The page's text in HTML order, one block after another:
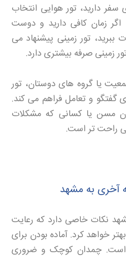
دارید، تور هوایی انتخاب
زمان کافی دارید و دوست
ببرید، تور زمینی پیشنهاد می
زمینی صرفه بیشتری دارد.
یا گروه های دوستان، تور
گفتگو و تعامل فراهم می کند.
مسن یا کسانی که مشکلات
راحت تر است.
آخری به مشهد
نکات خاصی دارد که رعایت
خواهد کرد. آماده بودن برای
است. چمدان کوچک و ضروری